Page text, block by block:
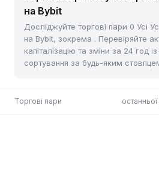
на Bybit
Досліджуйте торгові пари 0 Усі
на Bybit, зокрема . Перевіряйте
капіталізацію та зміни за 24 год
сортування за будь-яким
Торгові пари Ціна